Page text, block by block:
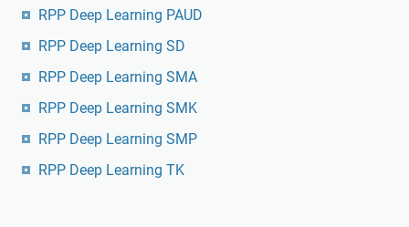
RPP Deep Learning PAUD
RPP Deep Learning SD
RPP Deep Learning SMA
RPP Deep Learning SMK
RPP Deep Learning SMP
RPP Deep Learning TK